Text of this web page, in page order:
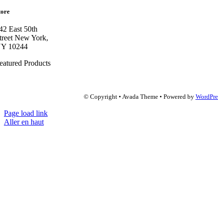
East 50th
New York,
10244
Products
© Copyright • Avada Theme • Powered by
Page load link
Aller en haut